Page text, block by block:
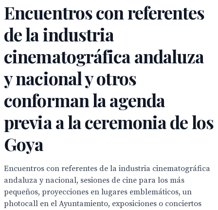
Encuentros con referentes
de la industria
cinematográfica andaluza
y nacional y otros
conforman la agenda
previa a la ceremonia de los
Goya
Encuentros con referentes de la industria cinematográfica
andaluza y nacional, sesiones de cine para los más
pequeños, proyecciones en lugares emblemáticos, un
photocall en el Ayuntamiento, exposiciones o conciertos